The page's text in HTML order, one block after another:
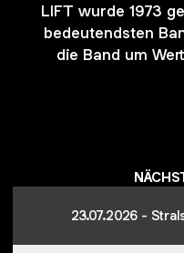
LIFT wurde 1973
bedeutendsten
die Band um
23.07.2026 -